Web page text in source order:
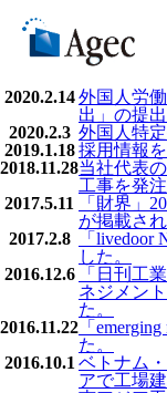
新着情報
2021.8.24 第2回
いたします
2020.2.14 外国人労
出」の提
2020.2.3 外国人特
2019.1.18 採用情報
2018.11.28当社代表
工事を発
2017.5.11
「財界」
が掲載され
2017.2.8
「
した。
2016.12.6
「日刊工
ネジメン
た。
2016.11.22 「
た。
2016.10.1 ベトナム
アで工場